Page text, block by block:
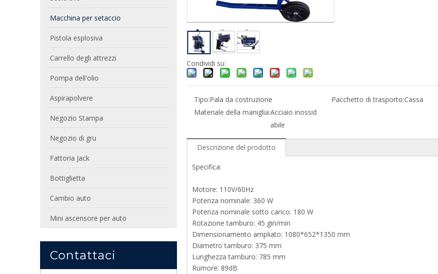
Macchina per setaccio
Pistola esplosiva
Carrello degli attrezzi
Pompa dell'olio
Aspirapolvere
Negozio Stampa
Negozio di gru
Fattoria Jack
Bottiglietta
Cambio auto
Mini ascensore per auto
Contattaci
Condividi su:
Tipo:Pala da costruzione Pacchetto di trasporto:Cassa
Materiale della maniglia:Acciaio inossid
abile
Descrizione del prodotto
Specifica:
Motore: 110V/60Hz
Potenza nominale: 360 W
Potenza nominale sotto carico: 180 W
Rotazione tamburo: 45 giri/min
Dimensionamento ampliato: 1080*652*1350 mm
Diametro tamburo: 375 mm
Lunghezza tamburo: 785 mm
Rumore: 89dB